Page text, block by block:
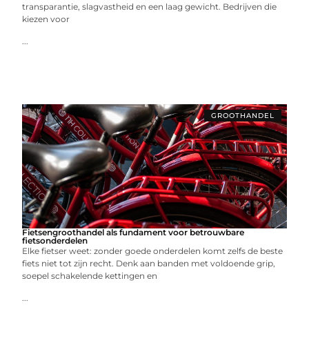
transparantie, slagvastheid en een laag gewicht. Bedrijven die
kiezen voor
...
GROOTHANDEL
Fietsengroothandel als fundament voor betrouwbare
fietsonderdelen
Elke fietser weet: zonder goede onderdelen komt zelfs de beste
fiets niet tot zijn recht. Denk aan banden met voldoende grip,
soepel schakelende kettingen en
...